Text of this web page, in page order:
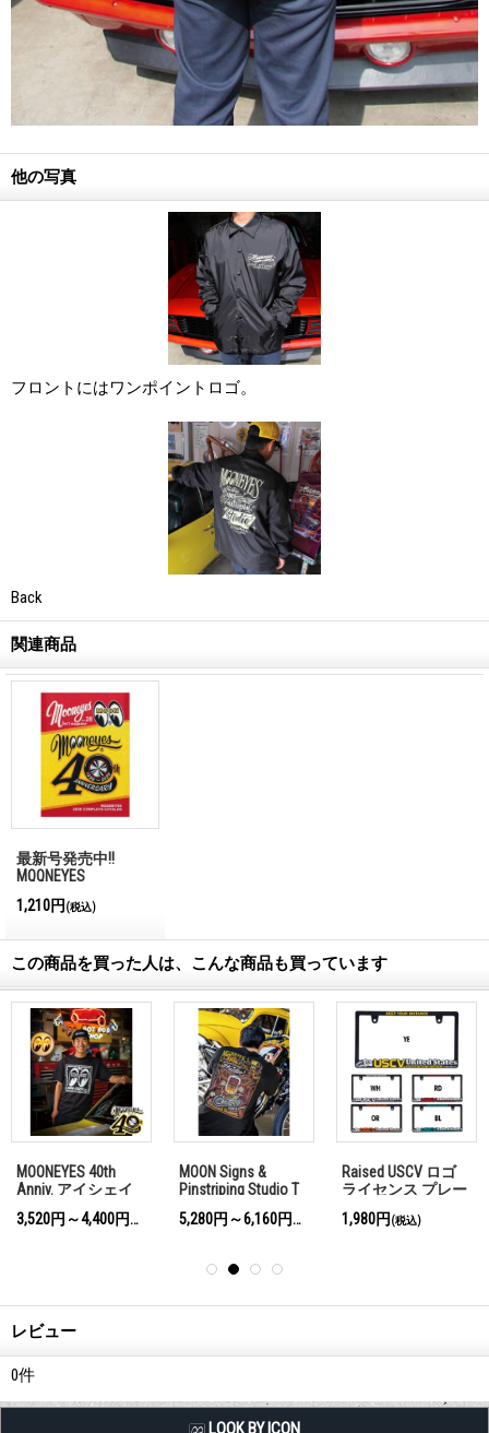
他の写真
フロントにはワンポイントロゴ。
Back
関連商品
最新号発売中!!
MQQNEYES
International
Magazine No.28 2026
1,210円 (税込)
この商品を買った人は、こんな商品も買っています
MOONEYES 40th
Anniv. アイシェイ
プ ロゴ Tシャツ
3,520円～4,400円
(税込)
MOON Signs &
Pinstriping Studio T
シャツ
5,280円～6,160円
(税込)
Raised USCV ロゴ
ライセンス プレー
ト フレーム
1,980円 (税込)
レビュー
0件
LQQK BY ICON